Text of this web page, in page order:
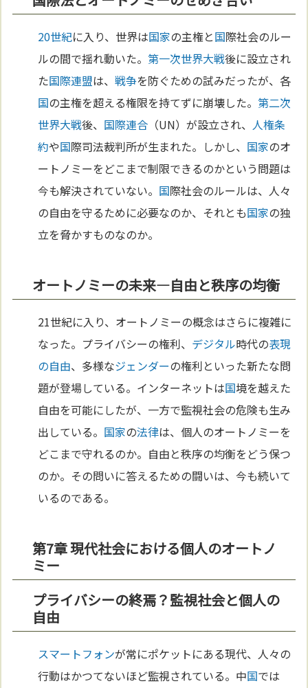
20世紀に入り、世界は国家の主権と国際社会のルー
ルの間で揺れ動いた。第一次世界大戦後に設立され
た国際連盟は、戦争を防ぐための試みだったが、各
国の主権を超える権限を持てずに崩壊した。第二次
世界大戦後、 国際連合 （UN）が設立され、 人権条
約や国際司法裁判所が生まれた。しかし、 国家のオ
ートノミーをどこまで制限できるのかという問題は
今も解決されていない。 国際社会のルールは、人々
の自由を守るために必要なのか、それとも国家の独
立を脅かすものなのか。
オートノミーの未来—自由と秩序の均衡
21世紀に入り、オートノミーの概念はさらに複雑に
なった。プライバシーの権利、 デジタル時代の表現
の自由、多様なジェンダーの権利といった新たな問
題が登場している。インターネットは国境を越えた
自由を可能にしたが、一方で監視社会の危険も生み
出している。 国家の法律は、個人のオートノミーを
どこまで守れるのか。自由と秩序の均衡をどう保つ
のか。その問いに答えるための闘いは、今も続いて
いるのである。
第7章 現代社会における個人のオートノ
ミー
プライバシーの終焉？監視社会と個人の
自由
スマートフォンが常にポケットにある現代、人々の
行動はかつてないほど監視されている。中国では